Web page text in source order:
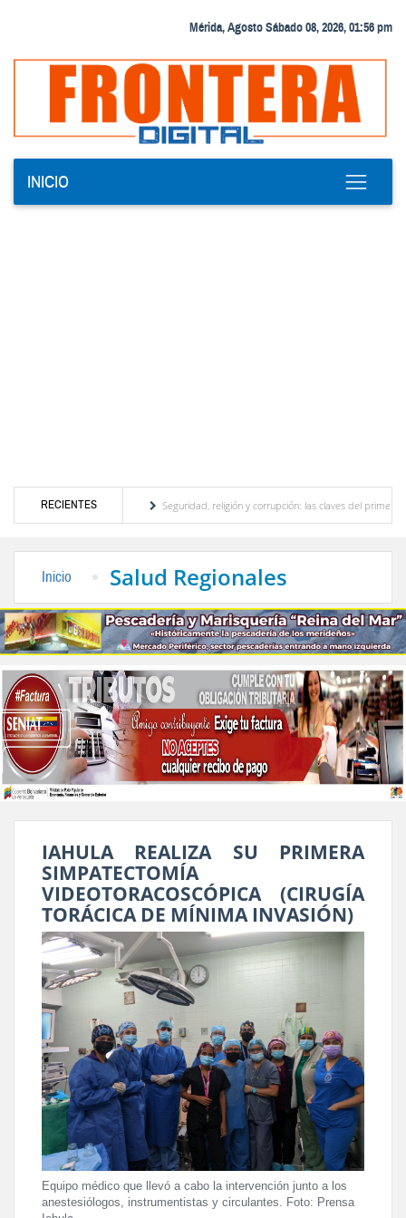
Mérida, Agosto Sábado 08, 2026, 01:56 pm
INICIO
RECIENTES
turístico merideño
Seguridad, religión y corrupción: las claves del primer
Inicio Salud Regionales
IAHULA REALIZA SU PRIMERA
SIMPATECTOMÍA
VIDEOTORACOSCÓPICA (CIRUGÍA
TORÁCICA DE MÍNIMA INVASIÓN)
Equipo médico que llevó a cabo la intervención junto a los
anestesiólogos, instrumentistas y circulantes. Foto: Prensa